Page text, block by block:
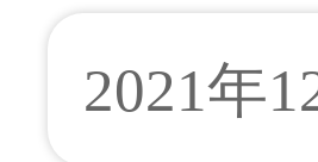
2021年